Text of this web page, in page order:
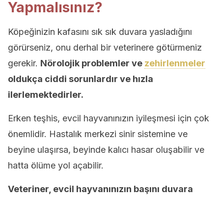
Yapmalısınız?
Köpeğinizin kafasını sık sık duvara yasladığını
görürseniz, onu derhal bir veterinere götürmeniz
gerekir. Nörolojik problemler ve zehirlenmeler
oldukça ciddi sorunlardır ve hızla
ilerlemektedirler.
Erken teşhis, evcil hayvanınızın iyileşmesi için çok
önemlidir. Hastalık merkezi sinir sistemine ve
beyine ulaşırsa, beyinde kalıcı hasar oluşabilir ve
hatta ölüme yol açabilir.
Veteriner, evcil hayvanınızın başını duvara